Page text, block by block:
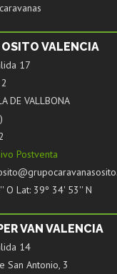
VALENCIA
17
DE VALLBONA
Postventa
O Lat: 39º 34' 53'' N
VAN VALENCIA
14
San Antonio, 3